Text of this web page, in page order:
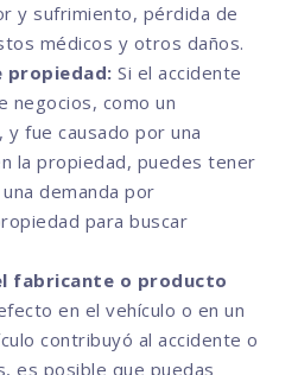
y sufrimiento, pérdida de
médicos y otros daños.
propiedad: Si el accidente
negocios, como un
fue causado por una
la propiedad, puedes tener
demanda por
para buscar
fabricante o producto
en el vehículo o en un
contribuyó al accidente o
es posible que puedas